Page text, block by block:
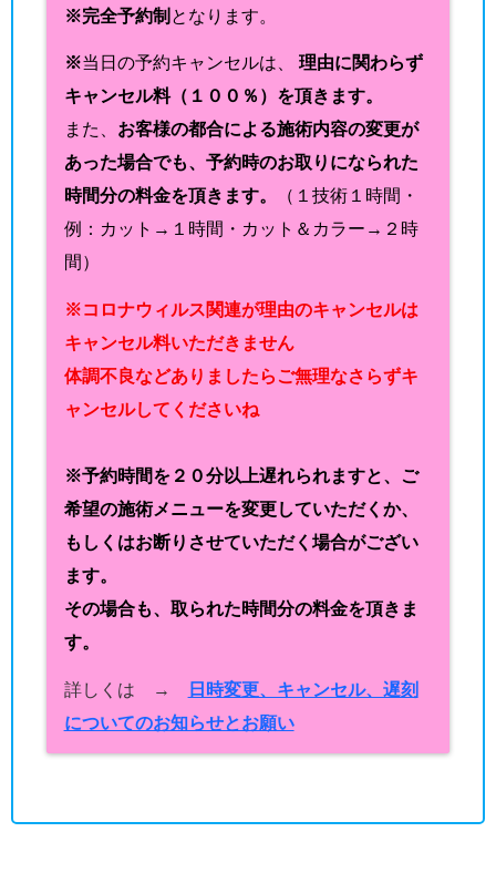
※完全予約制 となります。
※当日の予約キャンセルは、 理由に関わらず
キャンセル料（１００％）を頂きます。
また、 お客様の都合による施術内容の変更が
あった場合でも、予約時のお取りになられた
時間分の料金を頂きます。
（１技術１時間・
例：カット→１時間・カット＆カラー→２時
間）
※コロナウィルス関連が理由のキャンセルは
キャンセル料いただきません
体調不良などありましたらご無理なさらずキ
ャンセルしてくださいね
※予約時間を２０分以上遅れられますと、ご
希望の施術メニューを変更していただくか、
もしくはお断りさせていただく場合がござい
ます。
その場合も、取られた時間分の料金を頂きま
す。
詳しくは →
日時変更、キャンセル、遅刻
についてのお知らせとお願い